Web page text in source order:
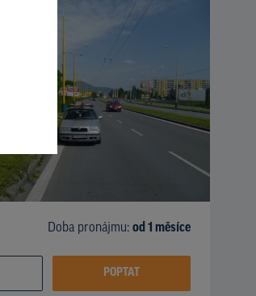
Doba pronájmu: od 1 měsíce
POPTAT